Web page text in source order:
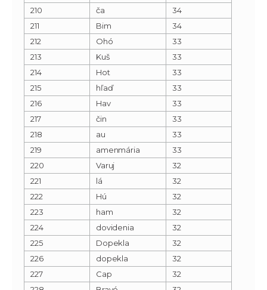
210
ča
34
211
Bim
34
212
Ohó
33
213
Kuš
33
214
Hot
33
215
hľaď
33
216
Hav
33
217
čin
33
218
au
33
219
amenmária
33
220
Varuj
32
221
lá
32
222
Hú
32
223
ham
32
224
dovidenia
32
225
Dopekla
32
226
dopekla
32
227
Cap
32